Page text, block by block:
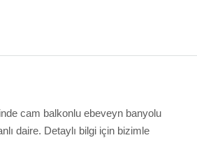
cam balkonlu ebeveyn banyolu
daire. Detaylı bilgi için bizimle